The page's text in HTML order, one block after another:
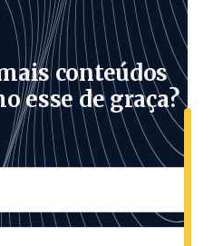
conteúdos
esse de graça?